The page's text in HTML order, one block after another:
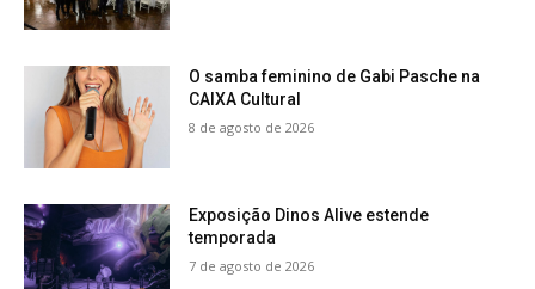
O samba feminino de Gabi Pasche na
CAIXA Cultural
8 de agosto de 2026
Exposição Dinos Alive estende
temporada
7 de agosto de 2026